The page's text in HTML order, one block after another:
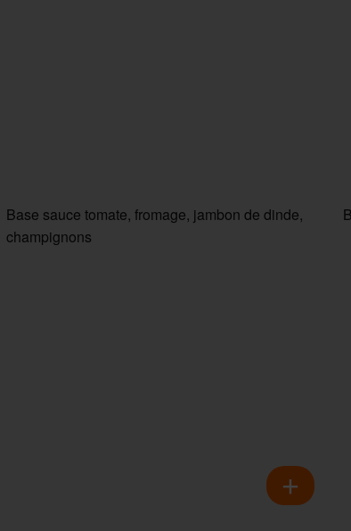
Base sauce tomate, fromage, jambon de dinde,
champignons